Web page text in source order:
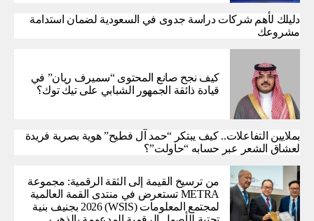
دليلك لأهم شركات دراسة جدوى في السعودية لضمان استدامة
مشروعك
كيف نجح صانع المحتوى “سميرف ريان” في
قيادة ذائقة الجمهور الشبابي على تيك توك؟
بملايين التفاعلات.. كيف يبتكر “حمد آل فطيح” هوية بصرية فريدة
لعشاق الشعر عبر حسابه “حاولت”؟
من ترسيخ القيمة إلى الثقة الرقمية: مجموعة
METRA تستعرض في منتدى القمة العالمية
لمجتمع المعلومات (WSIS) 2026 بجنيف بنية